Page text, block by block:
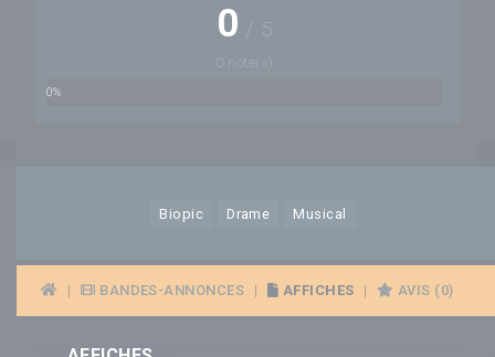
0 / 5
0 note(s)
0%
Biopic Drame Musical
| BANDES-ANNONCES | AFFICHES | AVIS (0)